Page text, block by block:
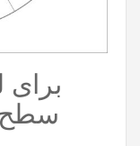
سطح)